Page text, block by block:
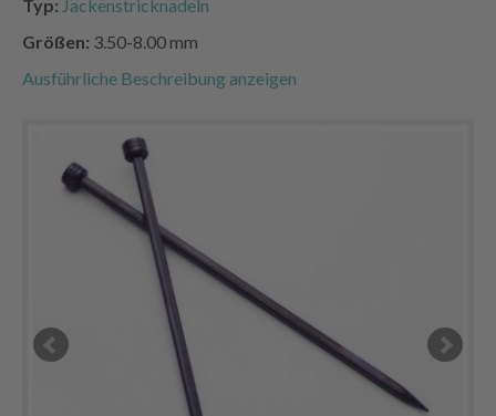
Typ: Jackenstricknadeln
Größen: 3.50-8.00 mm
Ausführliche Beschreibung anzeigen